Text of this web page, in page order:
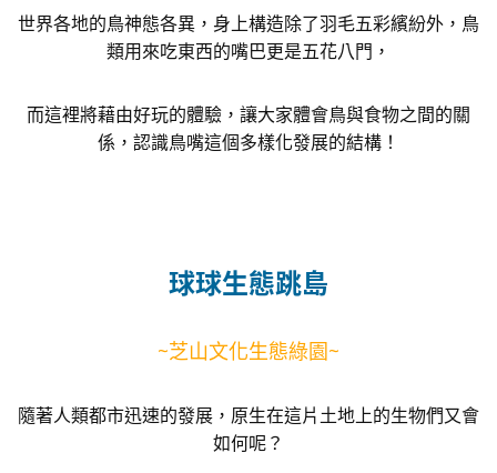
世界各地的鳥神態各異，身上構造除了羽毛五彩繽紛外，鳥
類用來吃東西的嘴巴更是五花八門，
而這裡將藉由好玩的體驗，讓大家體會鳥與食物之間的關
係，認識鳥嘴這個多樣化發展的結構！
球球生態跳島
~芝山文化生態綠園~
隨著人類都市迅速的發展，原生在這片土地上的生物們又會
如何呢？